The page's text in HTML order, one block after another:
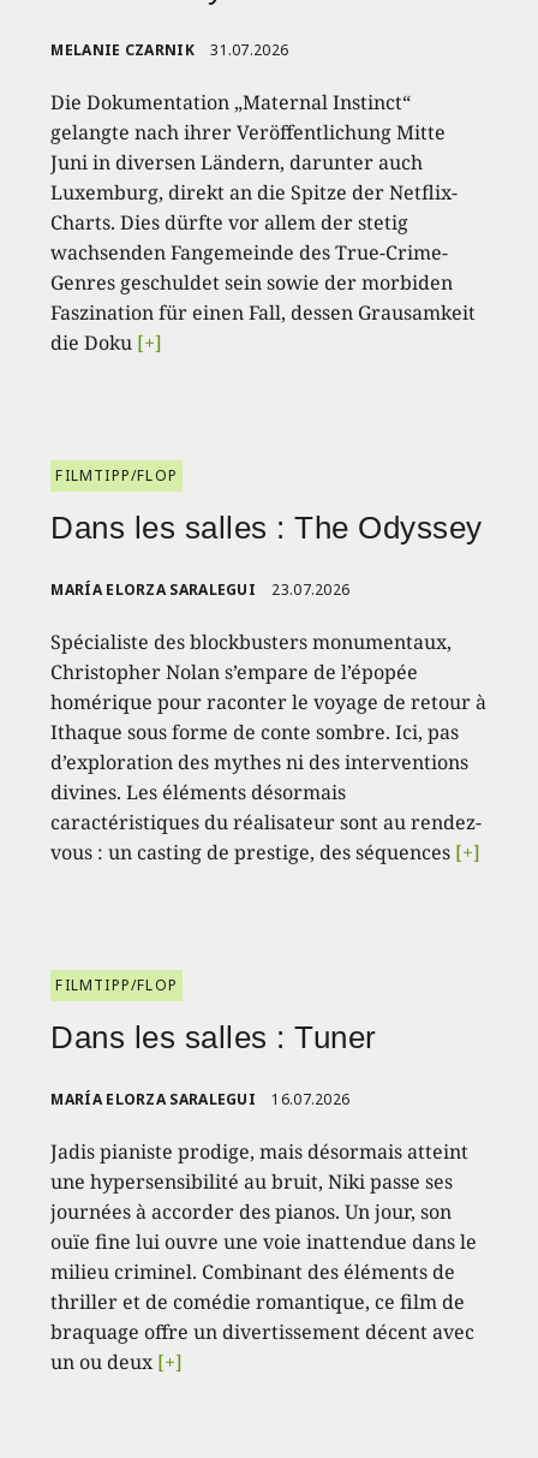
MELANIE CZARNIK 31.07.2026
Die Dokumentation „Maternal Instinct“
gelangte nach ihrer Veröffentlichung Mitte
Juni in diversen Ländern, darunter auch
Luxemburg, direkt an die Spitze der Netflix-
Charts. Dies dürfte vor allem der stetig
wachsenden Fangemeinde des True-Crime-
Genres geschuldet sein sowie der morbiden
Faszination für einen Fall, dessen Grausamkeit
die Doku [+]
FILMTIPP/FLOP
Dans les salles : The Odyssey
MARÍA ELORZA SARALEGUI 23.07.2026
Spécialiste des blockbusters monumentaux,
Christopher Nolan s’empare de l’épopée
homérique pour raconter le voyage de retour à
Ithaque sous forme de conte sombre. Ici, pas
d’exploration des mythes ni des interventions
divines. Les éléments désormais
caractéristiques du réalisateur sont au rendez-
vous : un casting de prestige, des séquences [+]
FILMTIPP/FLOP
Dans les salles : Tuner
MARÍA ELORZA SARALEGUI 16.07.2026
Jadis pianiste prodige, mais désormais atteint
une hypersensibilité au bruit, Niki passe ses
journées à accorder des pianos. Un jour, son
ouïe fine lui ouvre une voie inattendue dans le
milieu criminel. Combinant des éléments de
thriller et de comédie romantique, ce film de
braquage offre un divertissement décent avec
un ou deux[+]